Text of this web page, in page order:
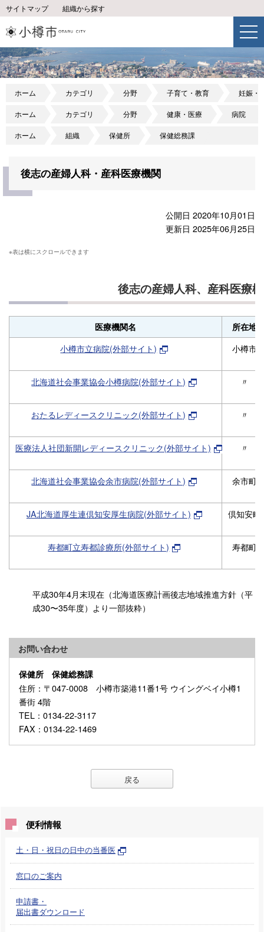
サイトマップ 組織から探す
ホーム カテゴリ 分野 子育て・教育 妊娠・
ホーム カテゴリ 分野 健康・医療 病院
ホーム 組織 保健所 保健総務課
後志の産婦人科・産科医療機関
公開日 2020年10月01日
更新日 2025年06月25日
後志の産婦人科、産科医療
医療機関名 所在地
小樽市立病院(外部サイト) 小樽市
北海道社会事業協会小樽病院(外部サイト) 〃
おたるレディースクリニック(外部サイト) 〃
医療法人社団新開レディースクリニック(外部サイト) 〃
北海道社会事業協会余市病院(外部サイト) 余市町
JA北海道厚生連倶知安厚生病院(外部サイト) 倶知安町
寿都町立寿都診療所(外部サイト) 寿都町
平成30年4月末現在（北海道医療計画後志地域推進方針（平
成30〜35年度）より一部抜粋）
お問い合わせ
保健所 保健総務課
住所 ：〒047-0008 小樽市築港11番1号 ウイングベイ小樽1
番街 4階
TEL ：0134-22-3117
FAX ：0134-22-1469
戻る
便利情報
土・日・祝日の日中の当番医
窓口のご案内
申請書・
届出書ダウンロード